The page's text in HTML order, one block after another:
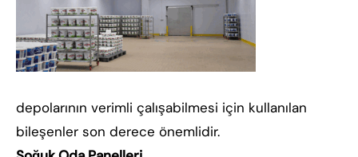
depolarının verimli çalışabilmesi için kullanılan
bileşenler son derece önemlidir.